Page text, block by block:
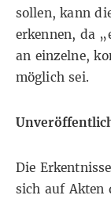
sollen, kann
erkennen, da
an einzelne,
möglich sei.
Die
sich auf Akten